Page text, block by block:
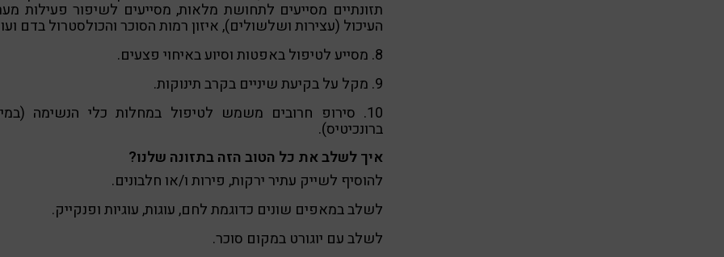
תזונתיים מסייעים לתחושת מלאות, מסייעים לשיפור פעילות
העיכול (עצירות ושלשולים), איזון רמות הסוכר והכולסטרול בדם
8. מסייע לטיפול באפטות וסיוע באיחוי פצעים.
9. מקל על בקיעת שיניים בקרב תינוקות.
10. סירופ חרובים משמש לטיפול במחלות כלי הנשימה
ברונכיטיס).
איך לשלב את כל הטוב הזה בתזונה שלנו?
להוסיף לשייק עתיר ירקות, פירות ו/או חלבונים.
לשלב במאפים שונים כדוגמת לחם, עוגות, עוגיות ופנקייק.
לשלב עם יוגורט במקום סוכר.